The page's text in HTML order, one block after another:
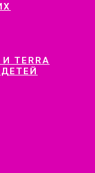
И TERRA
ДЕТЕЙ